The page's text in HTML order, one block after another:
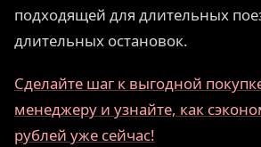
подходящей для длительных
длительных остановок.
Сделайте шаг к выгодной
менеджеру и узнайте, как
рублей уже сейчас!